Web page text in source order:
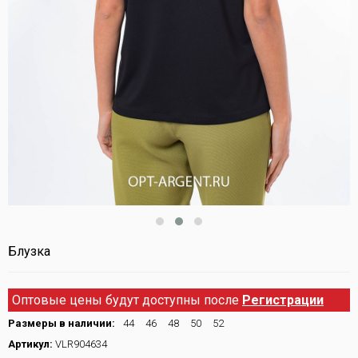
Блузка
Оптовые цены будут доступны после Регистрации
Размеры в наличии: 44 46 48 50
52
Артикул: VLR904634